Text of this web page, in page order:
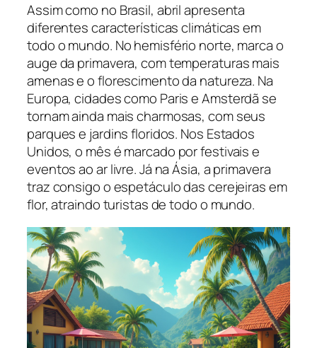
Assim como no Brasil, abril apresenta
diferentes características climáticas em
todo o mundo. No hemisfério norte, marca o
auge da primavera, com temperaturas mais
amenas e o florescimento da natureza. Na
Europa, cidades como Paris e Amsterdã se
tornam ainda mais charmosas, com seus
parques e jardins floridos. Nos Estados
Unidos, o mês é marcado por festivais e
eventos ao ar livre. Já na Ásia, a primavera
traz consigo o espetáculo das cerejeiras em
flor, atraindo turistas de todo o mundo.